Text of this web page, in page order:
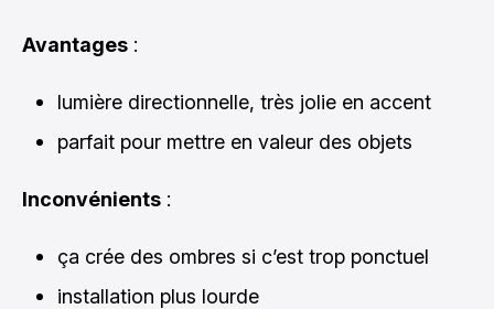
Avantages :
lumière directionnelle, très jolie en accent
parfait pour mettre en valeur des objets
Inconvénients :
ça crée des ombres si c’est trop ponctuel
installation plus lourde